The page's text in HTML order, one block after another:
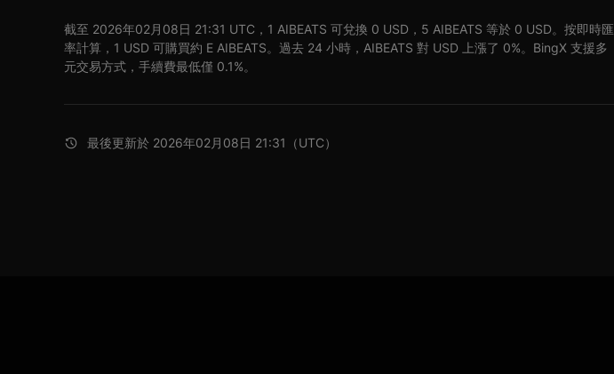
截至 2026年02月08日 21:31 UTC，1 AIBEATS 可兌換 0 USD，5 AIBEATS 等於 0 USD。按即時匯
率計算，1 USD 可購買約 E AIBEATS。過去 24 小時，AIBEATS 對 USD 上漲了 0%。BingX 支援多
元交易方式，手續費最低僅 0.1%。
最後更新於 2026年02月08日 21:31（UTC）